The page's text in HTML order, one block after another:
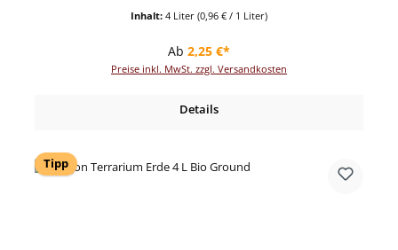
Inhalt: 4 Liter (0,96 € / 1 Liter)
Regulärer Preis:
Ab 2,25 €*
Preise inkl. MwSt. zzgl. Versandkosten
Details
Tipp